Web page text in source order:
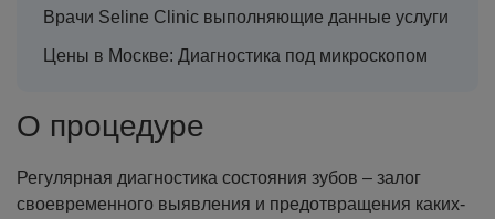
Врачи Seline Clinic выполняющие данные услуги
Цены в Москве: Диагностика под микроскопом
О процедуре
Регулярная диагностика состояния зубов – залог
своевременного выявления и предотвращения каких-